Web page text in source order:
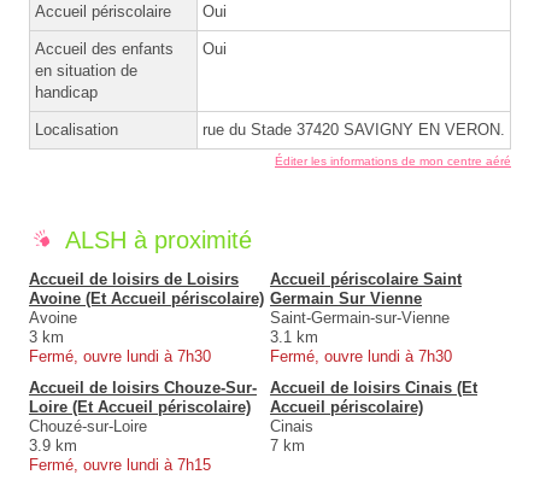
Accueil périscolaire Oui
Accueil des enfants
en situation de
handicap
Oui
Localisation rue du Stade 37420 SAVIGNY EN VERON.
Éditer les informations de mon centre aéré
ALSH à proximité
Accueil de loisirs de Loisirs
Avoine (Et Accueil périscolaire)
Avoine
3 km
Fermé, ouvre lundi à 7h30
Accueil périscolaire Saint
Germain Sur Vienne
Saint-Germain-sur-Vienne
3.1 km
Fermé, ouvre lundi à 7h30
Accueil de loisirs Chouze-Sur-
Loire (Et Accueil périscolaire)
Chouzé-sur-Loire
3.9 km
Fermé, ouvre lundi à 7h15
Accueil de loisirs Cinais (Et
Accueil périscolaire)
Cinais
7 km